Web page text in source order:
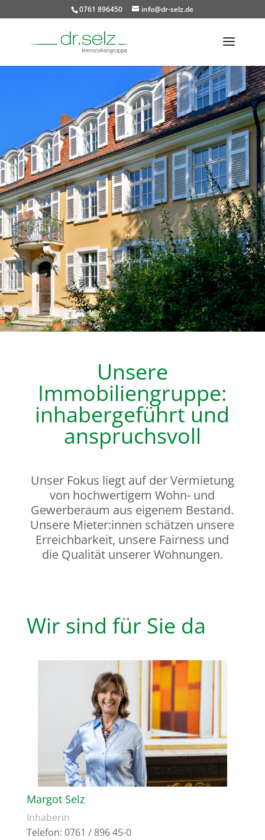
0761 896450 info@dr-selz.de
Unsere
Immobiliengruppe:
inhabergeführt und
anspruchsvoll
Unser Fokus liegt auf der Vermietung
von hochwertigem Wohn- und
Gewerberaum aus eigenem Bestand.
Unsere Mieter:innen schätzen unsere
Erreichbarkeit, unsere Fairness und
die Qualität unserer Wohnungen.
Wir sind für Sie da
Margot Selz
Inhaberin
Telefon: 0761 / 896 45-0